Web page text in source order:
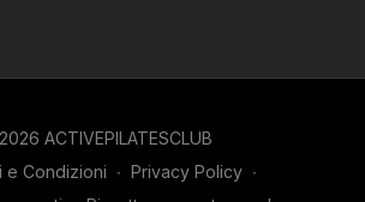
ACTIVEPILATESCLUB
e Condizioni ∙ Privacy Policy ∙